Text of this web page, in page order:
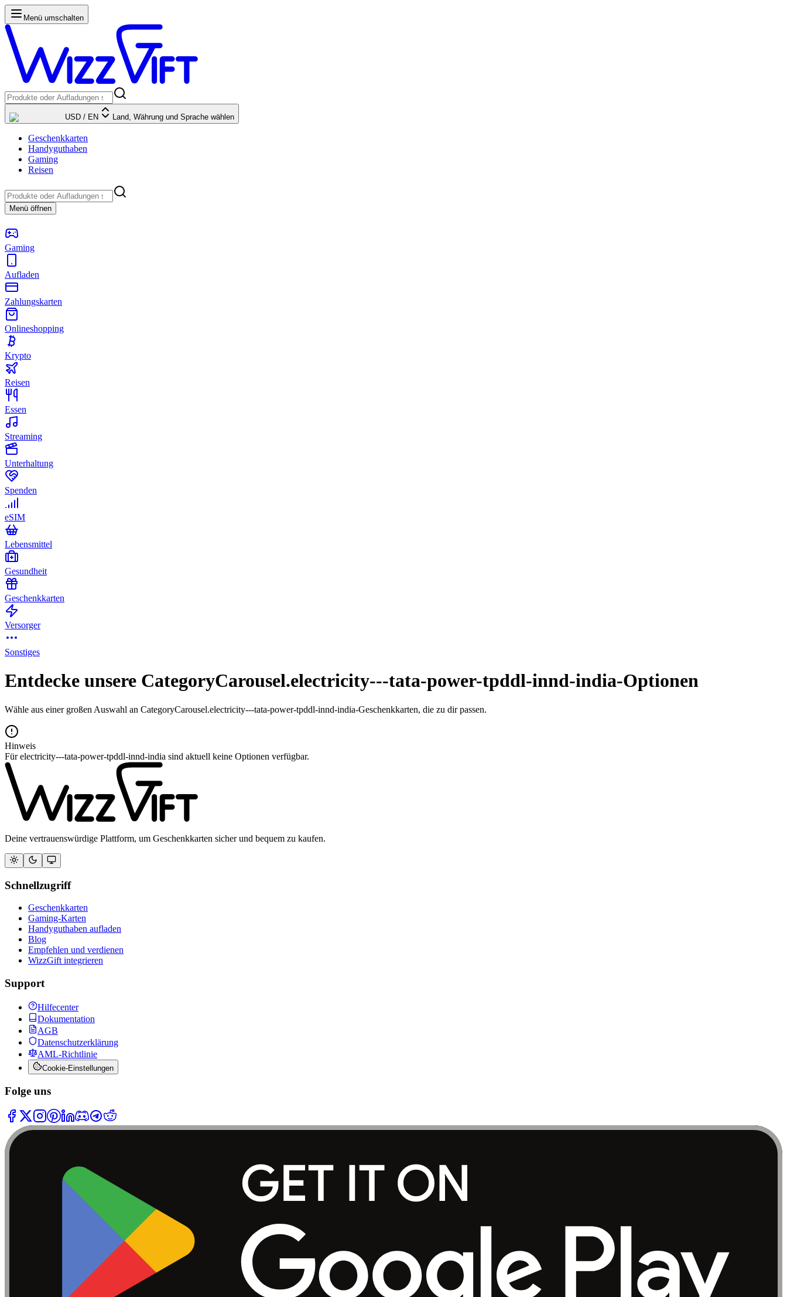
Menü umschalten
USD / EN Land, Währung und Sprache wählen
Geschenkkarten
Handyguthaben
Gaming
Reisen
Menü öffnen
Gaming
Aufladen
Zahlungskarten
Onlineshopping
Krypto
Reisen
Essen
Streaming
Unterhaltung
Spenden
eSIM
Lebensmittel
Gesundheit
Geschenkkarten
Versorger
Sonstiges
Entdecke unsere CategoryCarousel.electricity---tata-power-tpddl-innd-india-Optionen
Wähle aus einer großen Auswahl an CategoryCarousel.electricity---tata-power-tpddl-innd-india-Geschenkkarten, die zu dir passen.
Hinweis
Für electricity---tata-power-tpddl-innd-india sind aktuell keine Optionen verfügbar.
Deine vertrauenswürdige Plattform, um Geschenkkarten sicher und bequem zu kaufen.
Schnellzugriff
Geschenkkarten
Gaming-Karten
Handyguthaben aufladen
Blog
Empfehlen und verdienen
WizzGift integrieren
Support
Hilfecenter
Dokumentation
AGB
Datenschutzerklärung
AML-Richtlinie
Cookie-Einstellungen
Folge uns